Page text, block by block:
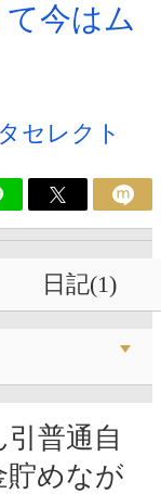
今はム
セレクト
日記(1)
普通自
めなが